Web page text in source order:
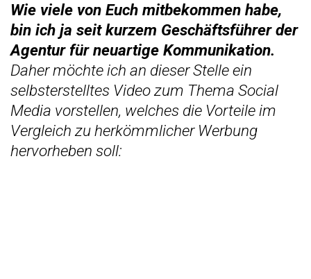
Wie viele von Euch mitbekommen habe,
bin ich ja seit kurzem Geschäftsführer der
Agentur für neuartige Kommunikation.
Daher möchte ich an dieser Stelle ein
selbsterstelltes Video zum Thema Social
Media vorstellen, welches die Vorteile im
Vergleich zu herkömmlicher Werbung
hervorheben soll: